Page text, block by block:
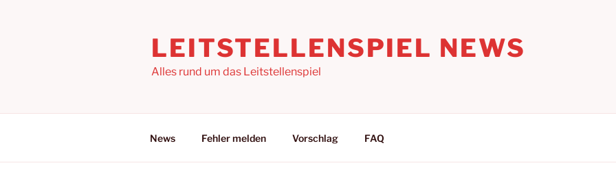
LEITSTELLENSPIEL NEWS
Alles rund um das Leitstellenspiel
News Fehler melden Vorschlag FAQ